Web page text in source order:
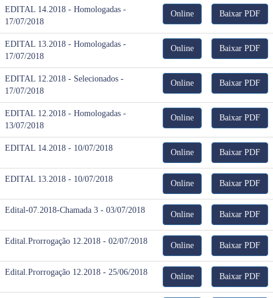
EDITAL 14.2018 - Homologadas -
17/07/2018
Online Baixar PDF
EDITAL 13.2018 - Homologadas -
17/07/2018
Online Baixar PDF
EDITAL 12.2018 - Selecionados -
17/07/2018
Online Baixar PDF
EDITAL 12.2018 - Homologadas -
13/07/2018
Online Baixar PDF
EDITAL 14.2018 - 10/07/2018 Online Baixar PDF
EDITAL 13.2018 - 10/07/2018 Online Baixar PDF
Edital-07.2018-Chamada 3 - 03/07/2018 Online Baixar PDF
Edital.Prorrogação 12.2018 - 02/07/2018 Online Baixar PDF
Edital.Prorrogação 12.2018 - 25/06/2018 Online Baixar PDF